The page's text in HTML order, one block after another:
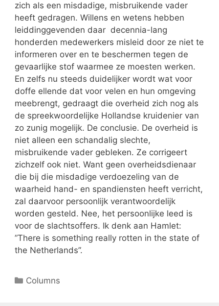
zich als een misdadige, misbruikende vader
heeft gedragen. Willens en wetens hebben
leiddinggevenden daar decennia-lang
honderden medewerkers misleid door ze niet te
informeren over en te beschermen tegen de
gevaarlijke stof waarmee ze moesten werken.
En zelfs nu steeds duidelijker wordt wat voor
doffe ellende dat voor velen en hun omgeving
meebrengt, gedraagt die overheid zich nog als
de spreekwoordelijke Hollandse kruidenier van
zo zunig mogelijk. De conclusie. De overheid is
niet alleen een schandalig slechte,
misbruikende vader gebleken. Ze corrigeert
zichzelf ook niet. Want geen overheidsdienaar
die bij die misdadige verdoezeling van de
waarheid hand- en spandiensten heeft verricht,
zal daarvoor persoonlijk verantwoordelijk
worden gesteld. Nee, het persoonlijke leed is
voor de slachtsoffers. Ik denk aan Hamlet:
”There is something really rotten in the state of
the Netherlands”.
Columns